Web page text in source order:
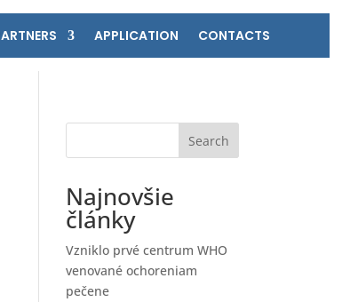
APPLICATION CONTACTS
Search
Najnovšie
články
Vzniklo prvé centrum WHO
venované ochoreniam
pečene